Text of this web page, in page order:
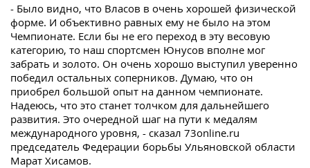
- Было видно, что Власов в очень хорошей физической
форме. И объективно равных ему не было на этом
Чемпионате. Если бы не его переход в эту весовую
категорию, то наш спортсмен Юнусов вполне мог
забрать и золото. Он очень хорошо выступил уверенно
победил остальных соперников. Думаю, что он
приобрел большой опыт на данном чемпионате.
Надеюсь, что это станет толчком для дальнейшего
развития. Это очередной шаг на пути к медалям
международного уровня, - сказал 73online.ru
председатель Федерации борьбы Ульяновской области
Марат Хисамов.